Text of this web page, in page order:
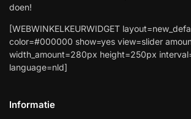
doen!
[WEBWINKELKEURWIDGET
color=#000000 show=yes view=slider
width_amount=280px height=250px
language=nld]
Informatie